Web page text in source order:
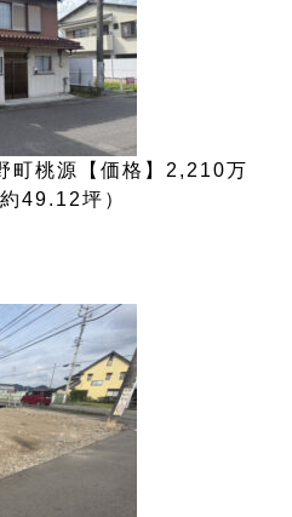
町桃源【価格】2,210万
49.12坪）